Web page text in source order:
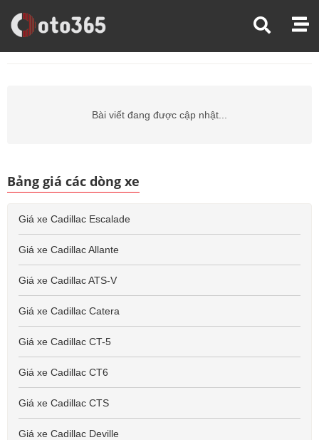
Trang Chủ Giá Xe Ô Tô
Bài viết đang được cập nhật...
Bảng giá các dòng xe
Giá xe Cadillac Escalade
Giá xe Cadillac Allante
Giá xe Cadillac ATS-V
Giá xe Cadillac Catera
Giá xe Cadillac CT-5
Giá xe Cadillac CT6
Giá xe Cadillac CTS
Giá xe Cadillac Deville